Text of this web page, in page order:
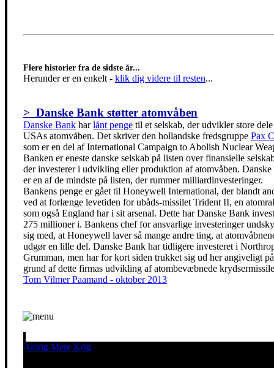
Flere historier fra de sidste år...
Herunder er en enkelt - klik dig videre til resten...
> Danske Bank støtter atomvåben
Danske Bank harlånt penge til et selskab, der udvikler store
USAs atomvåben. Det skriver den hollandske fredsgruppe Pax
som er en del af International Campaign to Abolish Nuclear
Banken er eneste danske selskab på listen over finansielle
der investerer i udvikling eller produktion af atomvåben.
er en af de mindste på listen, der rummer milliardinvesteringer.
Bankens penge er gået til Honeywell International, der blandt
ved at forlænge levetiden for ubåds-missilet Trident II, en
som også England har i sit arsenal. Dette har Danske Bank
275 millioner i. Bankens chef for ansvarlige investeringer
sig med, at Honeywell laver så mange andre ting, at
udgør en lille del. Danske Bank har tidligere investeret i
Grumman, men har for kort siden trukket sig ud her angiveligt på
grund af dette firmas udvikling af atombevæbnede
Tom Vilmer Paamand - oktober 2013
Aldrig Mere Krig